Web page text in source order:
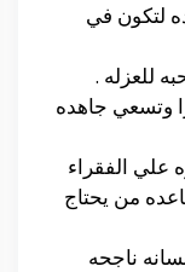
لتكون في
للعزله .
وتسعي جاهده
علي الفقراء
من يحتاج
ناجحه